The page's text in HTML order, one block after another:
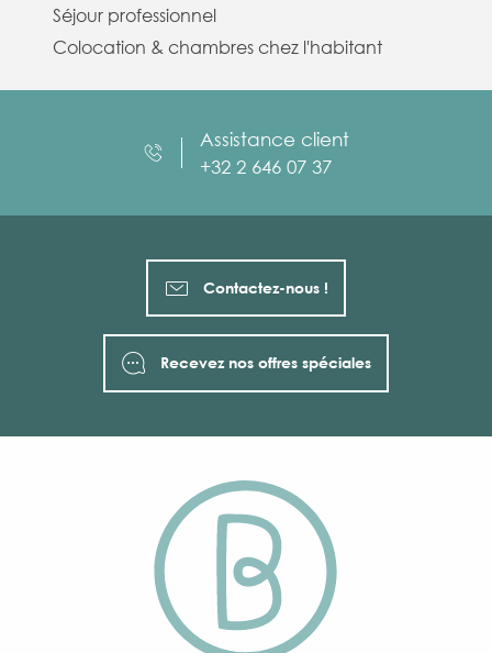
Séjour professionnel
Colocation & chambres chez l'habitant
Assistance client
+32 2 646 07 37
Contactez-nous !
Recevez nos offres spéciales